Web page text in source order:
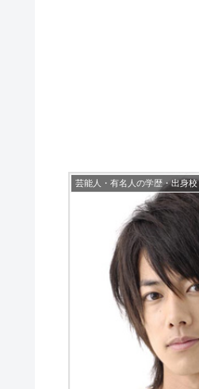
芸能人・有名人の学歴・出身校